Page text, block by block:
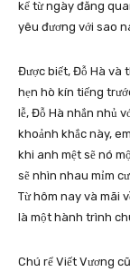
kể từ ngày đăng
yêu đương với sao
Được biết, Đỗ Hà và
hẹn hò kín tiếng
lễ, Đỗ Hà nhắn nhủ
khoảnh khắc này,
khi anh mệt sẽ nó
sẽ nhìn nhau mỉm
Từ hôm nay và mãi
là một hành trình
Chú rể Viết Vương